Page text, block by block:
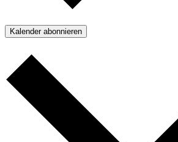
Kalender abonnieren